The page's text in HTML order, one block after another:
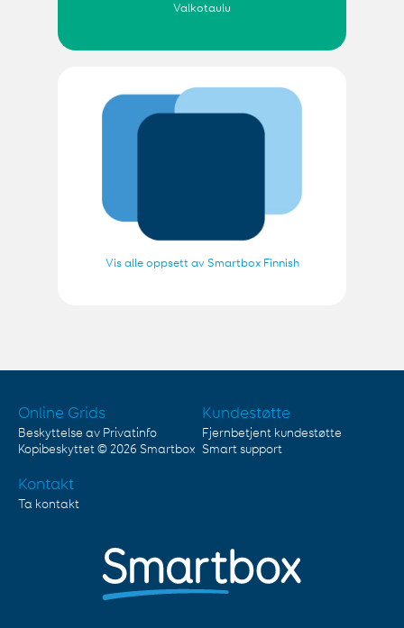
Valkotaulu
Vis alle oppsett av Smartbox Finnish
Online Grids
Beskyttelse av Privatinfo
Kopibeskyttet © 2026 Smartbox
Kundestøtte
Fjernbetjent kundestøtte
Smart support
Kontakt
Ta kontakt